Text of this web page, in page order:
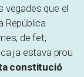
vegades que el
República
de fet,
ja estava prou
constitució